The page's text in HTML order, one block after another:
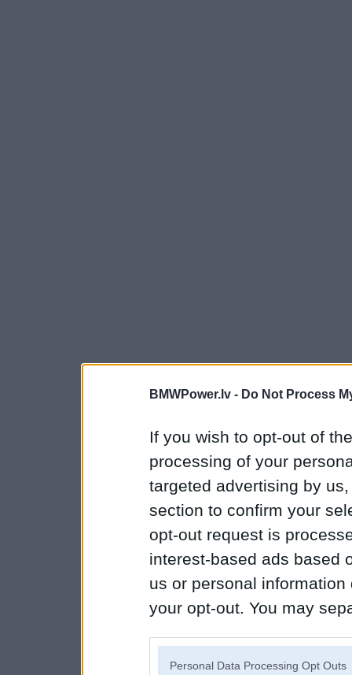
BMWPower.lv - Do Not Process
If you wish to opt-out of
processing of your
targeted advertising by
section to confirm your
opt-out request is
interest-based ads based
us or personal
your opt-out. You may
Personal Data Processing Opt Outs